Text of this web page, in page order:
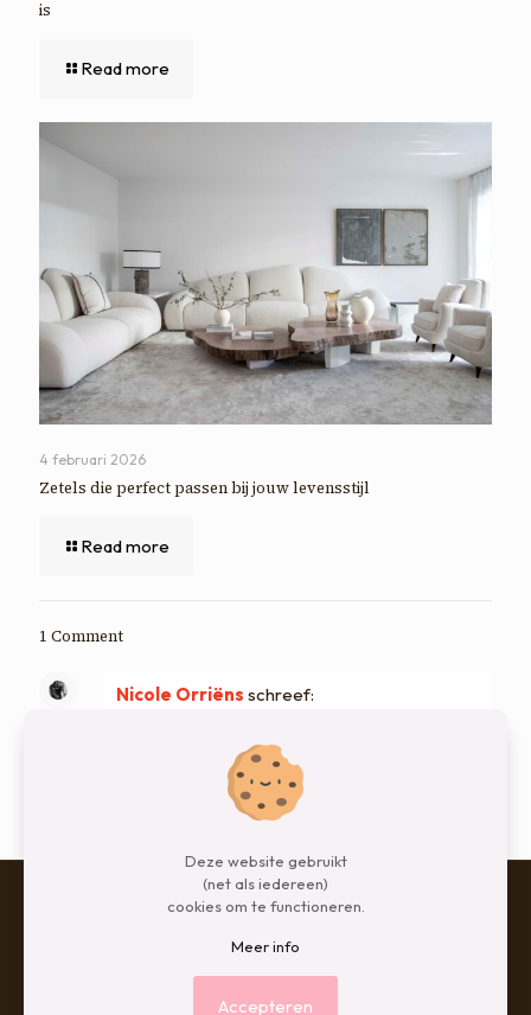
is
Read more
4 februari 2026
Zetels die perfect passen bij jouw levensstijl
Read more
1 Comment
Nicole Orriëns schreef:
Ik zou mijn huid ook echt beter moeten verzorgen.
Wel kledder ik er nu soms wat niveau creme op uit
dat blauwe blikje.
Muffin group
Powered byWordPress
Deze website gebruikt
(net als iedereen)
cookies om te functioneren.
Meer info
Accepteren